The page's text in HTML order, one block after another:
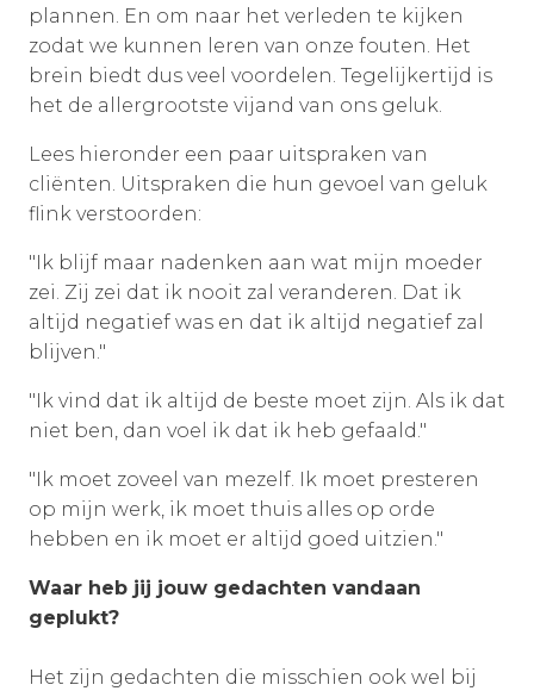
plannen. En om naar het verleden te kijken
zodat we kunnen leren van onze fouten. Het
brein biedt dus veel voordelen. Tegelijkertijd is
het de allergrootste vijand van ons geluk.
Lees hieronder een paar uitspraken van
cliënten. Uitspraken die hun gevoel van geluk
flink verstoorden:
"Ik blijf maar nadenken aan wat mijn moeder
zei. Zij zei dat ik nooit zal veranderen. Dat ik
altijd negatief was en dat ik altijd negatief zal
blijven."
"Ik vind dat ik altijd de beste moet zijn. Als ik dat
niet ben, dan voel ik dat ik heb gefaald."
"Ik moet zoveel van mezelf. Ik moet presteren
op mijn werk, ik moet thuis alles op orde
hebben en ik moet er altijd goed uitzien."
Waar heb jij jouw gedachten vandaan
geplukt?
Het zijn gedachten die misschien ook wel bij